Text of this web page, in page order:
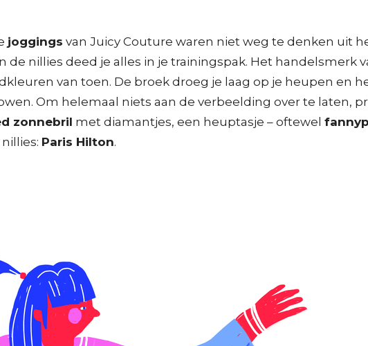
joggings van Juicy Couture waren niet weg te denken uit
nillies deed je alles in je trainingspak. Het handelsmerk
van toen. De broek droeg je laag op je heupen en
Om helemaal niets aan de verbeelding over te laten,
zonnebril met diamantjes, een heuptasje – oftewel
Paris Hilton.